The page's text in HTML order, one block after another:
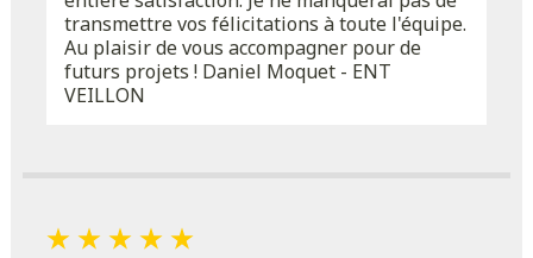
transmettre vos félicitations à toute l'équipe.
Au plaisir de vous accompagner pour de
futurs projets ! Daniel Moquet - ENT
VEILLON